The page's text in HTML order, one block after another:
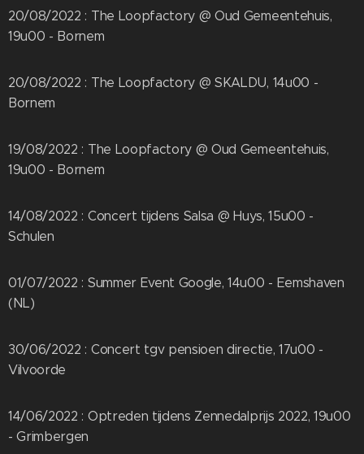
20/08/2022 : The Loopfactory @ Oud Gemeentehuis,
19u00 - Bornem
20/08/2022 : The Loopfactory @ SKALDU, 14u00 -
Bornem
19/08/2022 : The Loopfactory @ Oud Gemeentehuis,
19u00 - Bornem
14/08/2022 : Concert tijdens Salsa @ Huys, 15u00 -
Schulen
01/07/2022 : Summer Event Google, 14u00 - Eemshaven
(NL)
30/06/2022 : Concert tgv pensioen directie, 17u00 -
Vilvoorde
14/06/2022 : Optreden tijdens Zennedalprijs 2022, 19u00
- Grimbergen